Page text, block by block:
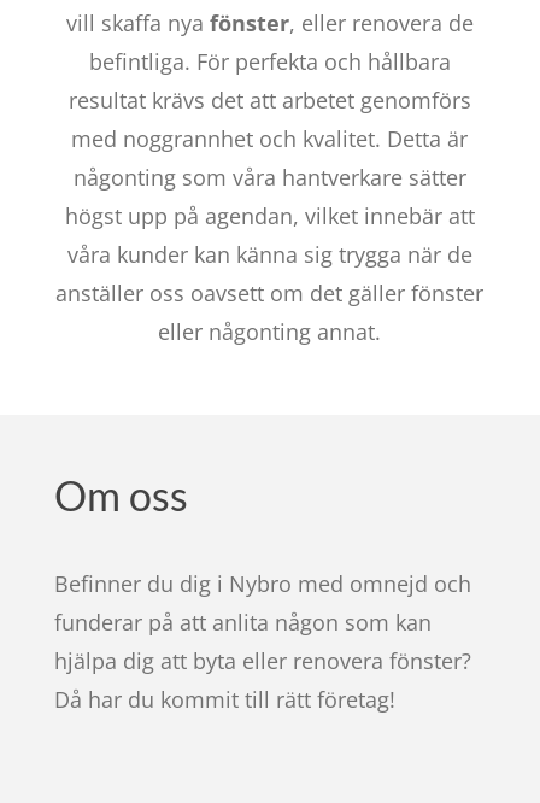
vill skaffa nya fönster, eller renovera de
befintliga. För perfekta och hållbara
resultat krävs det att arbetet genomförs
med noggrannhet och kvalitet. Detta är
någonting som våra hantverkare sätter
högst upp på agendan, vilket innebär att
våra kunder kan känna sig trygga när de
anställer oss oavsett om det gäller fönster
eller någonting annat.
Om oss
Befinner du dig i Nybro med omnejd och
funderar på att anlita någon som kan
hjälpa dig att byta eller renovera fönster?
Då har du kommit till rätt företag!